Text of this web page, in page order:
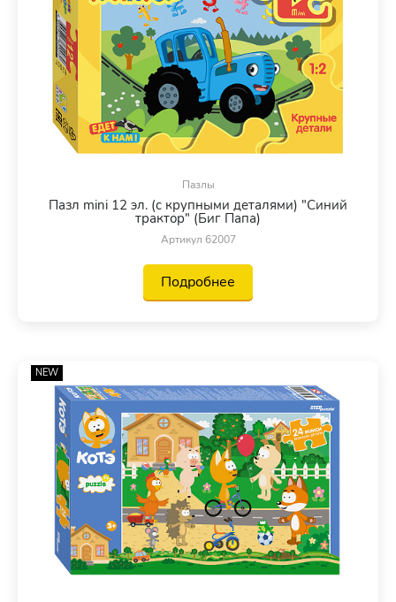
Пазлы
Пазл mini 12 эл. (с крупными деталями) "Синий
трактор" (Биг Папа)
Артикул 62007
Подробнее
NEW